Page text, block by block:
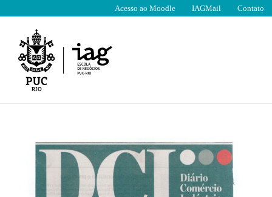
conteúdo
Acesso ao Moodle IAGMail Contato
View
Larger